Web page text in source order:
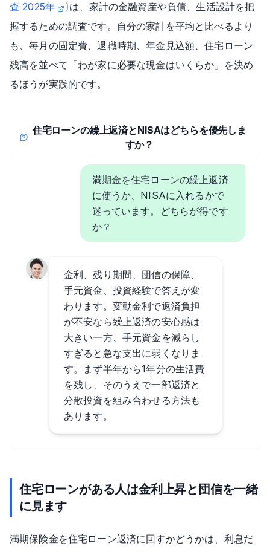
査 2025年
)は、家計の金融資産や負債、生活設計を把
握するための調査です。自分の家計を平均と比べるより
も、毎月の固定費、退職時期、年金見込額、住宅ローン
残高を並べて「わが家に必要な現金はいくらか」を決め
るほうが実践的です。
住宅ローンの繰上返済とNISAはどちらを優先しま
すか？
満期金を住宅ローンの繰上返済
に使うか、NISAに入れるかで
迷っています。どちらが得です
か？
金利、残り期間、団信の保障、
手元資金、投資経験で答えが変
わります。変動金利で返済負担
が不安なら繰上返済の安心感は
大きい一方、手元資金を減らし
すぎると急な支出に弱くなりま
す。まず半年から1年分の生活費
を残し、そのうえで一部返済と
分散投資を組み合わせる方法も
あります。
住宅ローンがある人は金利上昇と団信を一緒
に見ます
満期保険金を住宅ローン返済に回すかどうかは、利息だ